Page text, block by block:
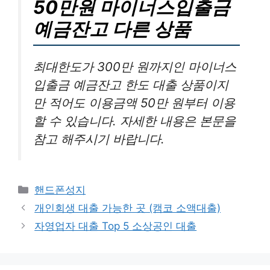
50만원 마이너스입출금
예금잔고 다른 상품
최대한도가 300만 원까지인 마이너스
입출금 예금잔고 한도 대출 상품이지
만 적어도 이용금액 50만 원부터 이용
할 수 있습니다. 자세한 내용은 본문을
참고 해주시기 바랍니다.
카
테
리
핸드폰성지
개인회생 대출 가능한 곳 (캠코 소액대출)
자영업자 대출 Top 5 소상공인 대출